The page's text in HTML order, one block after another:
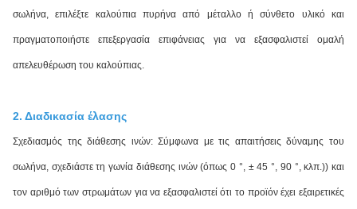
σωλήνα, επιλέξτε καλούπια πυρήνα από μέταλλο ή σύνθετο υλικό και
πραγματοποιήστε επεξεργασία επιφάνειας για να εξασφαλιστεί ομαλή
απελευθέρωση του καλούπιας.
2. Διαδικασία έλασης
Σχεδιασμός της διάθεσης ινών: Σύμφωνα με τις απαιτήσεις δύναμης του
σωλήνα, σχεδιάστε τη γωνία διάθεσης ινών (όπως 0 °, ± 45 °, 90 °, κλπ.)) και
τον αριθμό των στρωμάτων για να εξασφαλιστεί ότι το προϊόν έχει εξαιρετικές